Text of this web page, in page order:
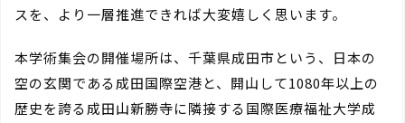
スを、より一層推進できれば大変嬉しく思います。
本学術集会の開催場所は、千葉県成田市という、日本の
空の玄関である成田国際空港と、開山して1080年以上の
歴史を誇る成田山新勝寺に隣接する国際医療福祉大学成